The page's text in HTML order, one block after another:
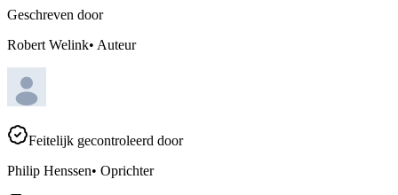
Geschreven door
Robert Welink• Auteur
Feitelijk gecontroleerd door
Philip Henssen• Oprichter